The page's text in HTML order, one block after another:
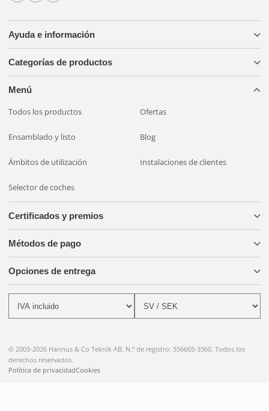
Ayuda e información
Categorías de productos
Menú
Todos los productos Ofertas
Ensamblado y listo Blog
Ámbitos de utilización Instalaciones de clientes
Selector de coches
Certificados y premios
Métodos de pago
Opciones de entrega
© 2003-2026 Hannus & Co Teknik AB. N.º de registro: 556665-3360. Todos los
derechos reservados.
Política de privacidadCookies